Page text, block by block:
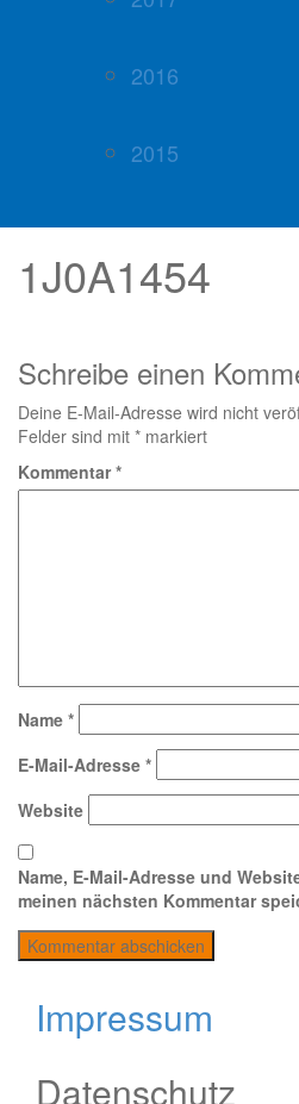
2016
2015
1J0A1454
Schreibe einen
Deine E-Mail-Adresse wird nicht
Felder sind mit * markiert
Kommentar*
Name *
E-Mail-Adresse *
Website
Name, E-Mail-Adresse und
meinen nächsten Kommentar
Impressum
Datenschutz